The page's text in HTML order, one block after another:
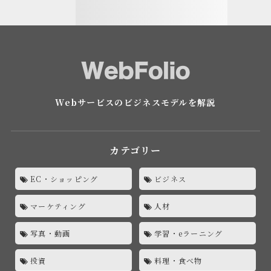
Webサービスのビジネスモデルを解説
カテゴリー
EC・ショッピング ビジネス
マーケティング 人材
写真・動画 学習・eラーニング
投資 料理・食べ物